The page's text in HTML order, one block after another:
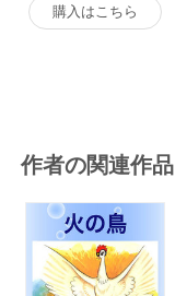
購入はこちら
作者の関連作品